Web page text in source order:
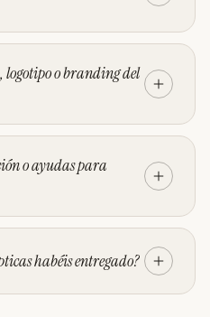
logotipo o branding del
o ayudas para
habéis entregado?